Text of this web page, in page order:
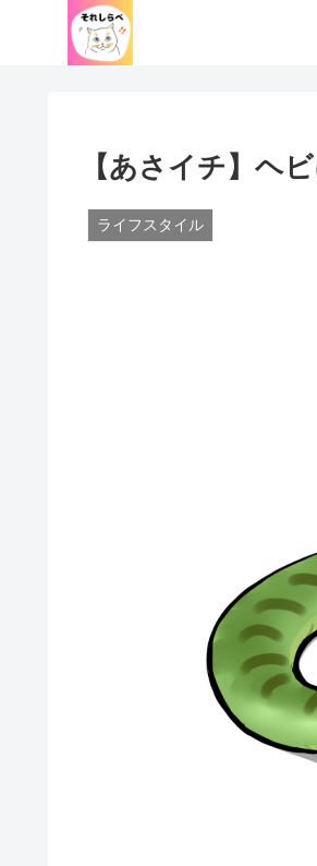
【あさイチ】ヘ
ライフスタイル